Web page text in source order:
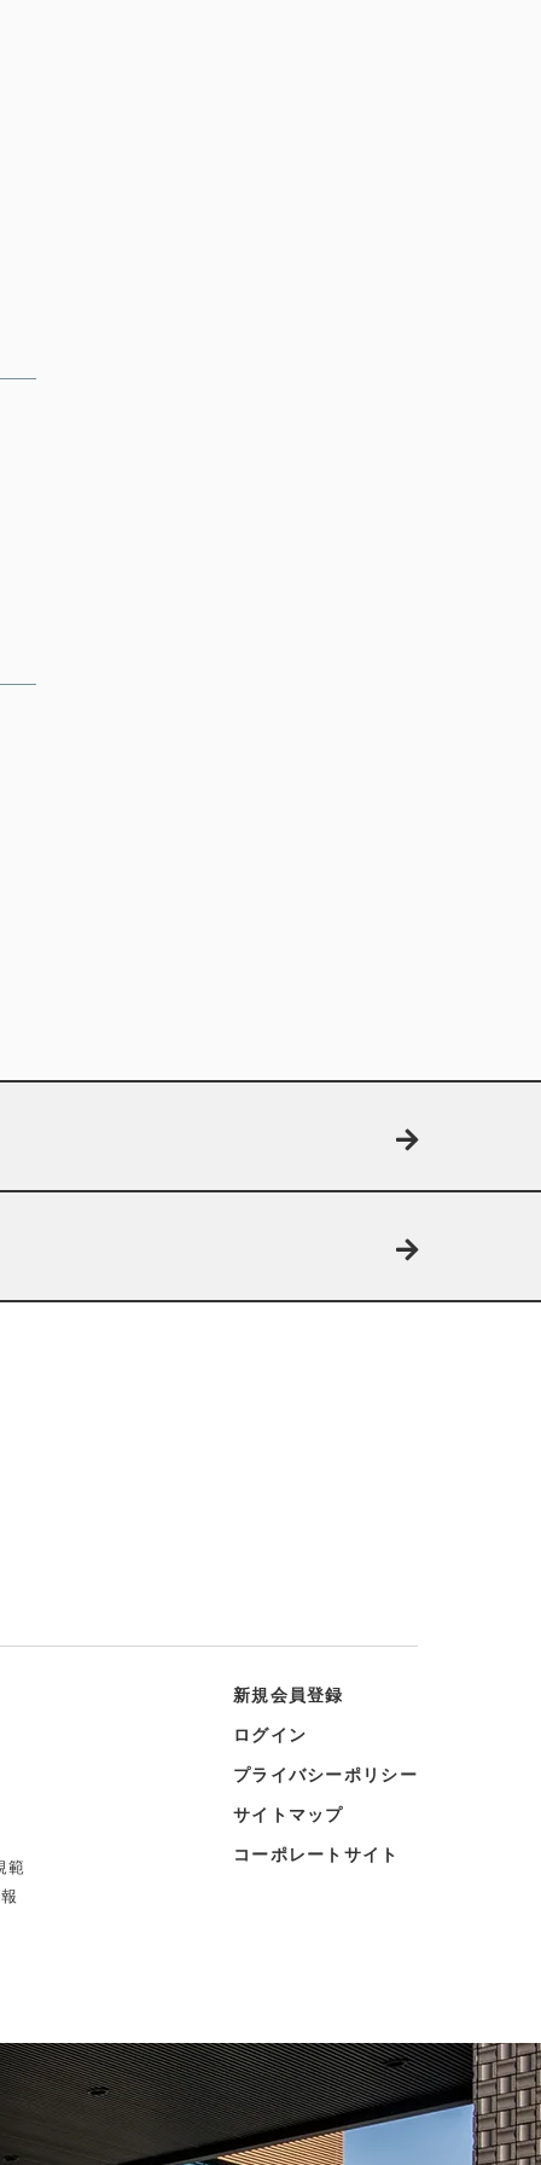
範
新規会員登録
ログイン
プライバシーポリシー
サイトマップ
コーポレートサイト